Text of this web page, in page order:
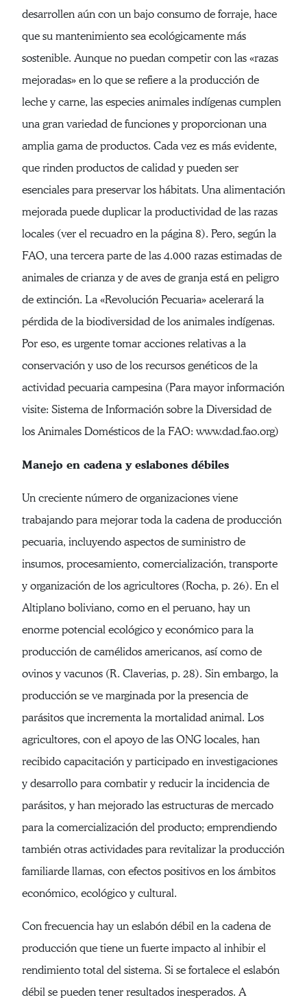
desarrollen aún con un bajo consumo de forraje, hace
que su mantenimiento sea ecológicamente más
sostenible. Aunque no puedan competir con las «razas
mejoradas» en lo que se refiere a la producción de
leche y carne, las especies animales indígenas cumplen
una gran variedad de funciones y proporcionan una
amplia gama de productos. Cada vez es más evidente,
que rinden productos de calidad y pueden ser
esenciales para preservar los hábitats. Una alimentación
mejorada puede duplicar la productividad de las razas
locales (ver el recuadro en la página 8). Pero, según la
FAO, una tercera parte de las 4.000 razas estimadas de
animales de crianza y de aves de granja está en peligro
de extinción. La «Revolución Pecuaria» acelerará la
pérdida de la biodiversidad de los animales indígenas.
Por eso, es urgente tomar acciones relativas a la
conservación y uso de los recursos genéticos de la
actividad pecuaria campesina (Para mayor información
visite: Sistema de Información sobre la Diversidad de
los Animales Domésticos de la FAO: www.dad.fao.org)
Manejo en cadena y eslabones débiles
Un creciente número de organizaciones viene
trabajando para mejorar toda la cadena de producción
pecuaria, incluyendo aspectos de suministro de
insumos, procesamiento, comercialización, transporte
y organización de los agricultores (Rocha, p. 26). En el
Altiplano boliviano, como en el peruano, hay un
enorme potencial ecológico y económico para la
producción de camélidos americanos, así como de
ovinos y vacunos (R. Claverias, p. 28). Sin embargo, la
producción se ve marginada por la presencia de
parásitos que incrementa la mortalidad animal. Los
agricultores, con el apoyo de las ONG locales, han
recibido capacitación y participado en investigaciones
y desarrollo para combatir y reducir la incidencia de
parásitos, y han mejorado las estructuras de mercado
para la comercialización del producto; emprendiendo
también otras actividades para revitalizar la producción
familiarde llamas, con efectos positivos en los ámbitos
económico, ecológico y cultural.
Con frecuencia hay un eslabón débil en la cadena de
producción que tiene un fuerte impacto al inhibir el
rendimiento total del sistema. Si se fortalece el eslabón
débil se pueden tener resultados inesperados. A